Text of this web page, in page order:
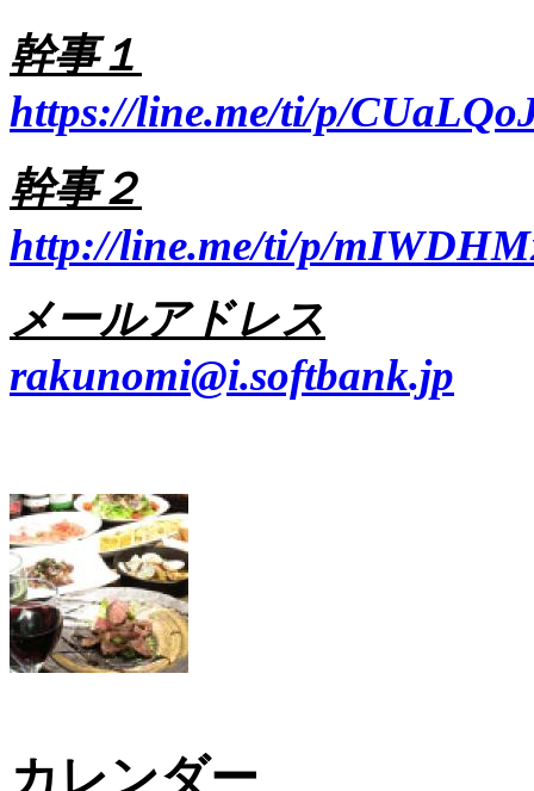
幹事１
https://line.me/ti/p/
幹事２
http://line.me/ti/p/
メールアドレス
rakunomi@i.softbank.jp
カレンダー